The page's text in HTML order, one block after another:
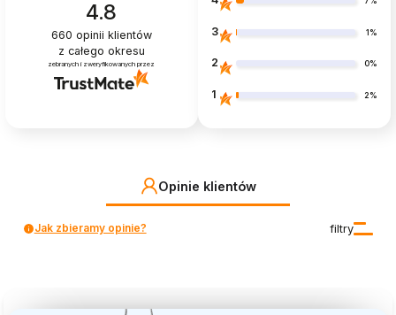
4.8
660 opinii klientów
z całego okresu
zebranych i zweryfikowanych przez
3 1%
2 0%
1 2%
Opinie klientów
filtry
Jak zbieramy opinie?